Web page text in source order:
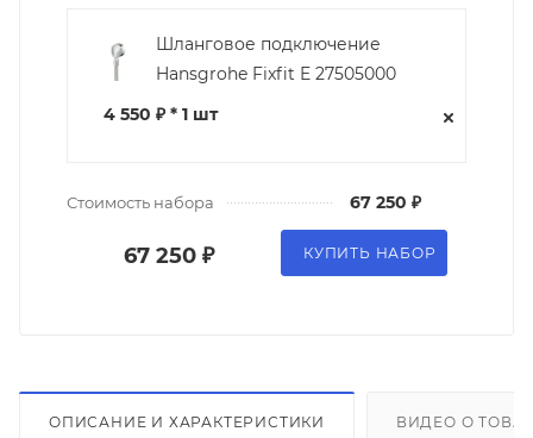
Шланговое подключение
Hansgrohe Fixfit E 27505000
4 550 ₽ * 1 шт
Стоимость набора 67 250 ₽
67 250 ₽ КУПИТЬ НАБОР
ОПИСАНИЕ И ХАРАКТЕРИСТИКИ ВИДЕО О